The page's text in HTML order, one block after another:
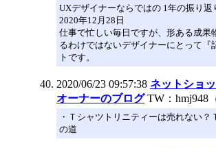
UXデザイナーならではの 1年の振り返
2020年12月28日
仕事で忙しい毎日ですが、形ある成果
るわけではないデザイナーにとって『
トです。
2020/06/23 09:57:38 ネットショ
オーナーのブログ TW：hmj948
・Ｔシャツトリニティーは売れない？
の道